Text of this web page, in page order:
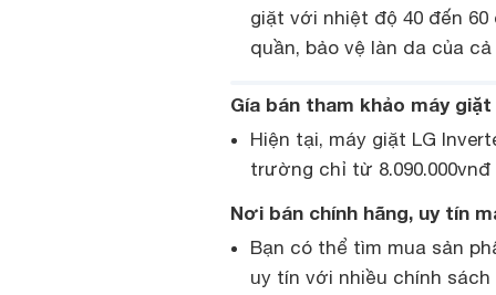
giặt với nhiệt độ 40 đến
quần, bảo vệ làn da của
Gía bán tham khảo máy
Hiện tại, máy giặt LG
trường chỉ từ 8.090.000vnđ
Nơi bán chính hãng, uy tín
Bạn có thể tìm mua sản
uy tín với nhiều chính